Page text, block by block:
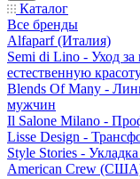
Каталог
Все бренды
Alfaparf (Италия)
Semi di Lino - Уход
естественную
Blends Of Many -
мужчин
Il Salone Milano -
Lisse Design -
Style Stories -
American Crew